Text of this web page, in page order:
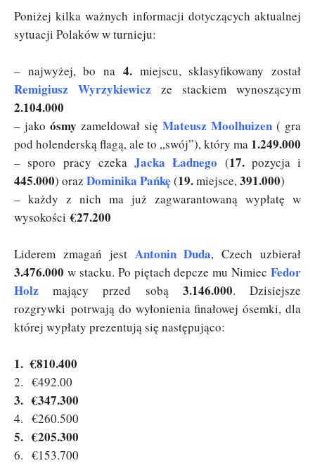
Poniżej kilka ważnych informacji dotyczących aktualnej
sytuacji Polaków w turnieju:
– najwyżej, bo na 4.miejscu, sklasyfikowany został
Remigiusz Wyrzykiewicz ze stackiem wynoszącym
2.104.000
– jako ósmy zameldował się Mateusz Moolhuizen ( gra
pod holenderską flagą, ale to „swój”), który ma 1.249.000
– sporo pracy czeka Jacka Ładnego (17.pozycja i
445.000) oraz Dominika Pańkę (19.miejsce,391.000)
– każdy z nich ma już zagwarantowaną wypłatę w
wysokości€27.200
Liderem zmagań jest Antonin Duda, Czech uzbierał
3.476.000 w stacku. Po piętach depcze mu Nimiec Fedor
Holz mający przed sobą 3.146.000. Dzisiejsze
rozgrywki potrwają do wyłonienia finałowej ósemki, dla
której wypłaty prezentują się następująco:
1. €810.400
2. €492.00
3. €347.300
4. €260.500
5. €205.300
6. €153.700